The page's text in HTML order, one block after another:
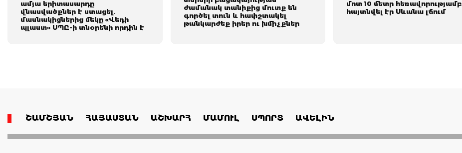
ամյա երիտասարդը
վնասվածքներ է ստացել․
մասնակիցներից մեկը «Վեդի
պլաստ» ՍՊԸ-ի տնօրենի որդին է
ժամանակ տանիքից մուտք են
գործել տուն և հափշտակել
թանկարժեք իրեր ու խմիչքներ
մոտ 10 մետր հեռավորությամբ
հայտնվել էր Սևանա լճում
ՇԱՄՇՅԱՆ ՀԱՅԱՍՏԱՆ ԱՇԽԱՐՀ ՄԱՄՈՒԼ ՍՊՈՐՏ ԱՎԵԼԻՆ